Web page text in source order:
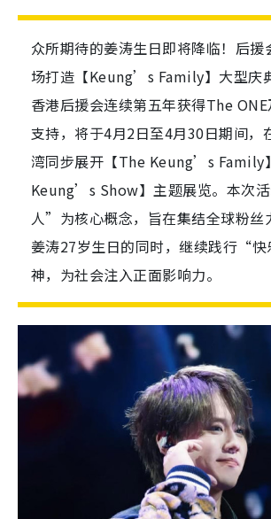
众所期待的姜涛生日即将降临！后援
场打造【Keung’s Family】大型庆
香港后援会连续第五年获得The
支持，将于4月2日至4月30日期间，
湾同步展开【The Keung’s Family
Keung’s Show】主题展览。本次
人”为核心概念，旨在集结全球粉丝
姜涛27岁生日的同时，继续践行“
神，为社会注入正面影响力。